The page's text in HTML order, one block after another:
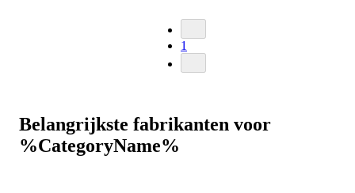
1
Belangrijkste fabrikanten voor
%CategoryName%